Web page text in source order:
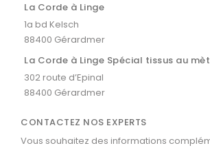
La Corde à Linge
1a bd Kelsch
88400 Gérardmer
La Corde à Linge Spécial tissus au
302 route d’Epinal
88400 Gérardmer
CONTACTEZ NOS EXPERTS
Vous souhaitez des informations